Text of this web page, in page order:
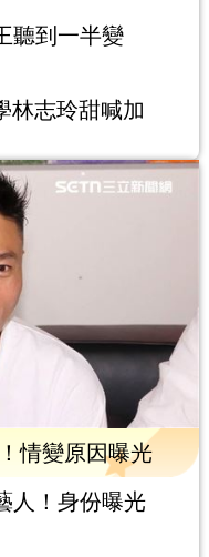
聽到一半變
志玲甜喊加
情變原因曝光
人！身份曝光